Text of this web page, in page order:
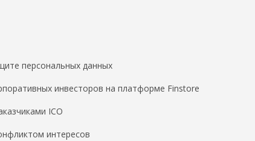
персональных данных
инвесторов на платформе Finstore
ICO
интересов